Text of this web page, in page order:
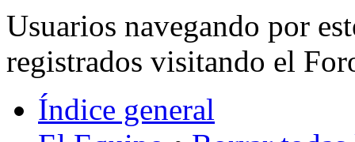
Usuarios navegando por
registrados visitando el
Índice general